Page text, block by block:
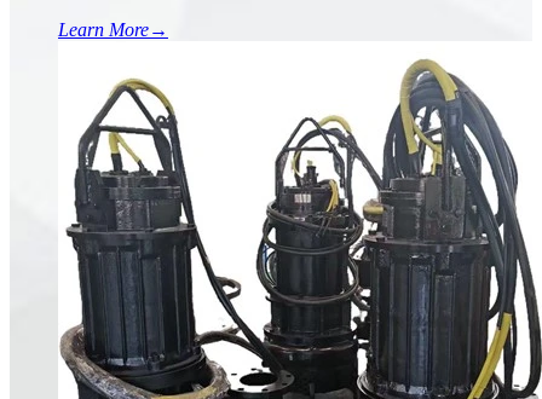
Learn More→